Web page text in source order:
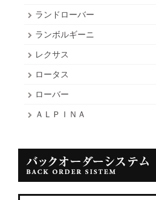
ランドローバー
ランボルギーニ
レクサス
ロータス
ローバー
ＡＬＰＩＮＡ